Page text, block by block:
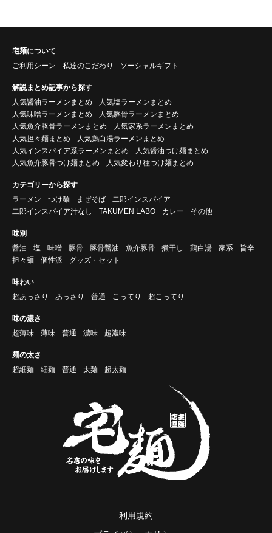
宅麺について
ご利用シーン
私達のこだわり ソーシャルギフト
解説まとめ記事から探す
人気醤油ラーメンまとめ
人気塩ラーメンまとめ
人気味噌ラーメンまとめ
人気豚骨ラーメンまとめ
人気魚介豚骨ラーメンまとめ
人気家系ラーメンまとめ
人気担々麺まとめ
人気鶏白湯ラーメンまとめ
人気インスパイア系ラーメンまとめ
人気醤油つけ麺まとめ
人気魚介豚骨つけ麺まとめ
人気変わり種つけ麺まとめ
カテゴリーから探す
ラーメン
つけ麺 まぜそば
二郎インスパイア
二郎インスパイア汁なし
TAKUMEN LABO カレー その他
味別
醤油
塩 味噌 豚骨 豚骨醤油 魚介豚骨 煮干し 鶏白湯 家系
旨辛
担々麺
個性派 グッズ・セット
味わい
超あっさり
あっさり 普通 こってり 超こってり
味の濃さ
超薄味
薄味 普通 濃味 超濃味
麺の太さ
超細麺
細麺 普通 太麺 超太麺
利用規約